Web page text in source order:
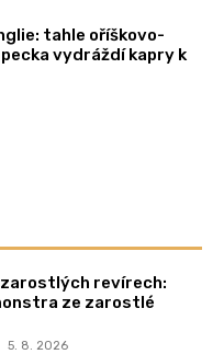
tahle oříškovo-
vydráždí kapry k
zarostlých revírech:
ze zarostlé
5. 8. 2026